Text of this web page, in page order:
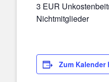
3 EUR
Nichtmitglieder
Zum Kalender